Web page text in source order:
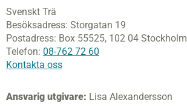
Svenskt Trä
Besöksadress: Storgatan 19
Postadress: Box 55525, 102 04 Stockholm
Telefon: 08-762 72 60
Kontakta oss
Ansvarig utgivare: Lisa Alexandersson